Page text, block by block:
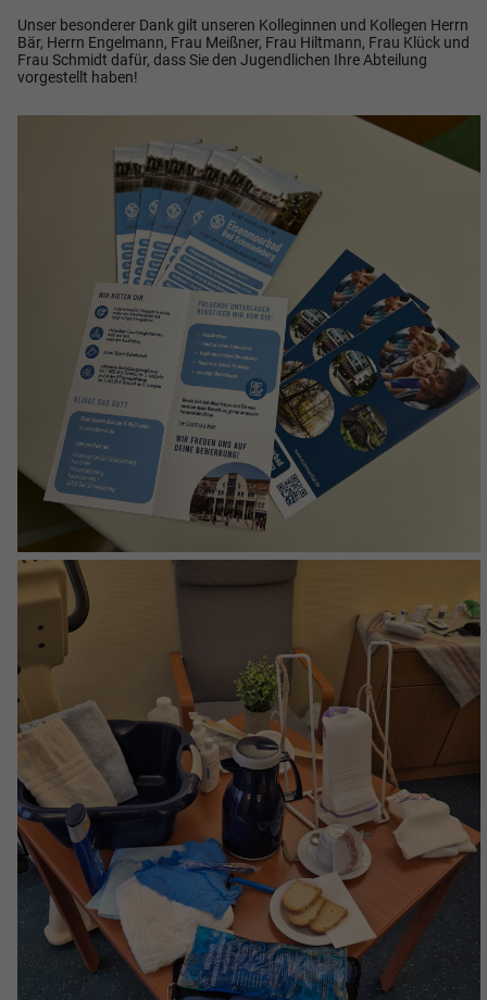
Unser besonderer Dank gilt unseren Kolleginnen und Kollegen Herrn
Bär, Herrn Engelmann, Frau Meißner, Frau Hiltmann, Frau Klück und
Frau Schmidt dafür, dass Sie den Jugendlichen Ihre Abteilung
vorgestellt haben!